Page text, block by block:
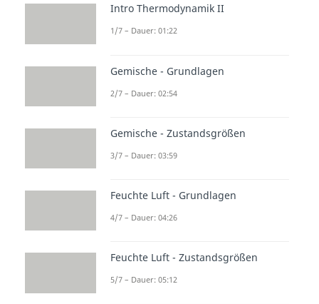
Intro Thermodynamik II
1/7 – Dauer: 01:22
Gemische - Grundlagen
2/7 – Dauer: 02:54
Gemische - Zustandsgrößen
3/7 – Dauer: 03:59
Feuchte Luft - Grundlagen
4/7 – Dauer: 04:26
Feuchte Luft - Zustandsgrößen
5/7 – Dauer: 05:12